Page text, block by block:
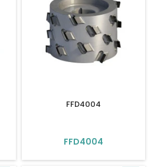
FFD4004
FFD4004